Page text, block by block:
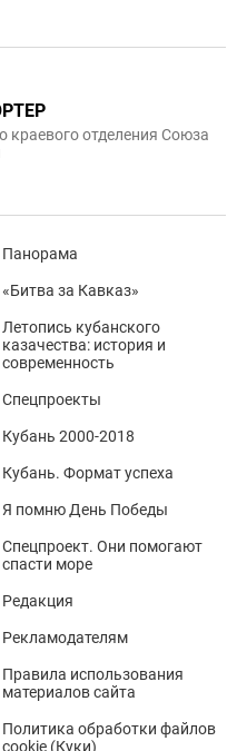
краевого отделения Союза
Панорама
«Битва за Кавказ»
Летопись кубанского
казачества: история и
современность
Спецпроекты
Кубань 2000-2018
Кубань. Формат успеха
Я помню День Победы
Спецпроект. Они помогают
спасти море
Редакция
Рекламодателям
Правила использования
материалов сайта
Политика обработки файлов
cookie (Куки)